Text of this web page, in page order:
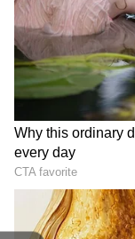
மேலும்
தமிழக அரசு
மக்கள் நிம்மதி
கட்டணத்தை
RECOMMENDED